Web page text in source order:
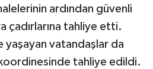
ardından güvenli
çadırlarına tahliye etti.
yaşayan vatandaşlar da
tahliye edildi.